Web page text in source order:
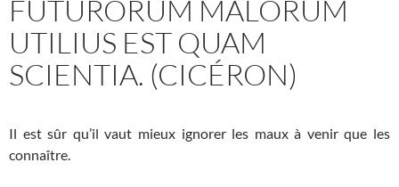
FUTURORUM MALORUM
UTILIUS EST QUAM
SCIENTIA. (CICÉRON)
Il est sûr qu’il vaut mieux ignorer les maux à venir que les
connaître.